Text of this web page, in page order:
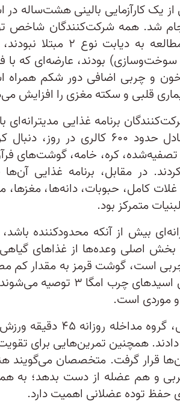
داشتند و در آغاز مطالعه
سوخت‌‌و‌سازی) بودند، عارضه‌ای که با
خون و چربی اضافی دور شکم
قلبی و سکته مغزی را افزایش
کالری دریافتی، معادل حدود ۶۰۰
تصفیه‌شده، کره، خامه، گوشت‌های
در مقابل، برنامه غذایی آن‌ها
کامل، حبوبات، دانه‌ها،
متمرکز بود.
بیش از آنکه محدودکننده
بخش اصلی وعده‌ها از غذاهای
است، گوشت قرمز به مقدار
چرب به‌دلیل داشتن
موردی است.
در کنار برنامه غذایی،
دادند. همچنین تمرین‌هایی برای
آن‌ها قرار گرفت. متخصصان می‌گویند
و هم عضله از دست بدهد؛ به
حفظ توده عضلانی اهمیت دارد.